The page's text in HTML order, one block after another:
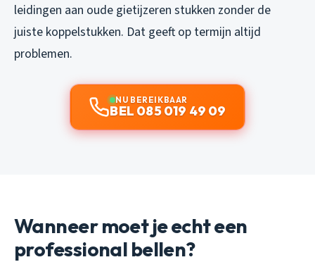
leidingen aan oude gietijzeren stukken zonder de
juiste koppelstukken. Dat geeft op termijn altijd
problemen.
NU BEREIKBAAR
BEL 085 019 49 09
Wanneer moet je echt een
professional bellen?